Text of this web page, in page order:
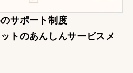
サポート制度
トのあんしんサービスメ